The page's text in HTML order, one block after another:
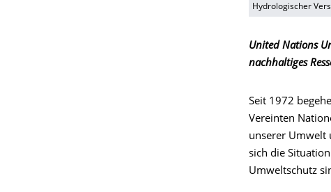
Hydrologischer
United Nations
nachhaltiges
Seit 1972
Vereinten
unserer Umwelt
sich die
Umweltschutz